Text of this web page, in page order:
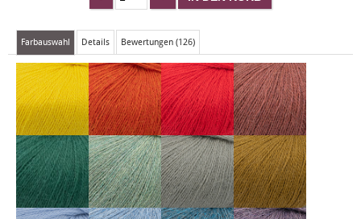
Farbauswahl Details Bewertungen (126)